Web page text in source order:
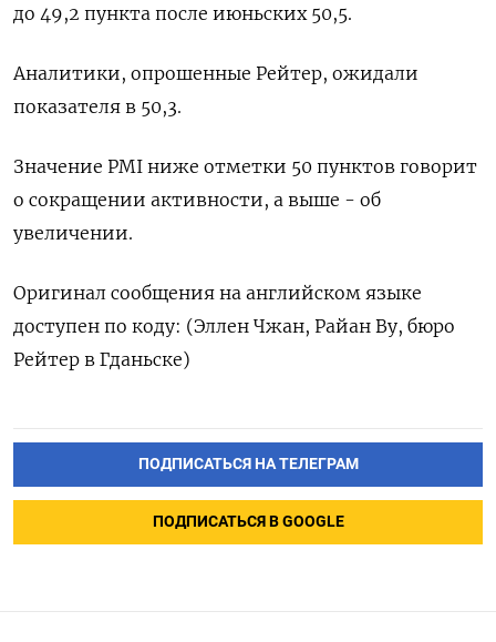
до 49,2 пункта после июньских 50,5.
Аналитики, опрошенные Рейтер, ожидали
показателя в 50,3.
Значение PMI ниже отметки 50 пунктов говорит
о сокращении активности, а выше - об
увеличении.
Оригинал сообщения на английском языке
доступен по коду: (Эллен Чжан, Райан Ву, бюро
Рейтер в Гданьске)
ПОДПИСАТЬСЯ НА ТЕЛЕГРАМ
ПОДПИСАТЬСЯ В GOOGLE